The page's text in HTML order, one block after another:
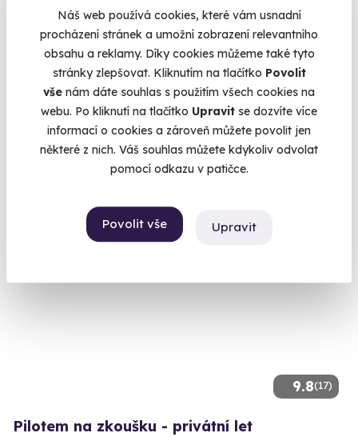
Náš web používá cookies, které vám usnadní
procházení stránek a umožní zobrazení relevantního
obsahu a reklamy. Díky cookies můžeme také tyto
stránky zlepšovat. Kliknutím na tlačítko Povolit
vše nám dáte souhlas s použitím všech cookies na
webu. Po kliknutí na tlačítko Upravit se dozvíte více
informací o cookies a zároveň můžete povolit jen
některé z nich. Váš souhlas můžete kdykoliv odvolat
pomocí odkazu v patičce.
Povolit vše Upravit
9.0
Úniková hra SAW
Koho obětujete a kdo přežije?
Praha 10
9.8(17)
Pilotem na zkoušku - privátní let